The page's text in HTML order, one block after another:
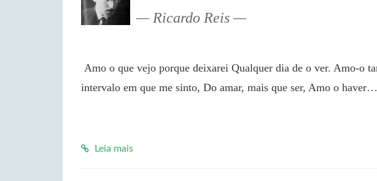
Ricardo Reis
intervalo em que me sinto, Do amar, mais que ser, Amo o haver…
Leia mais